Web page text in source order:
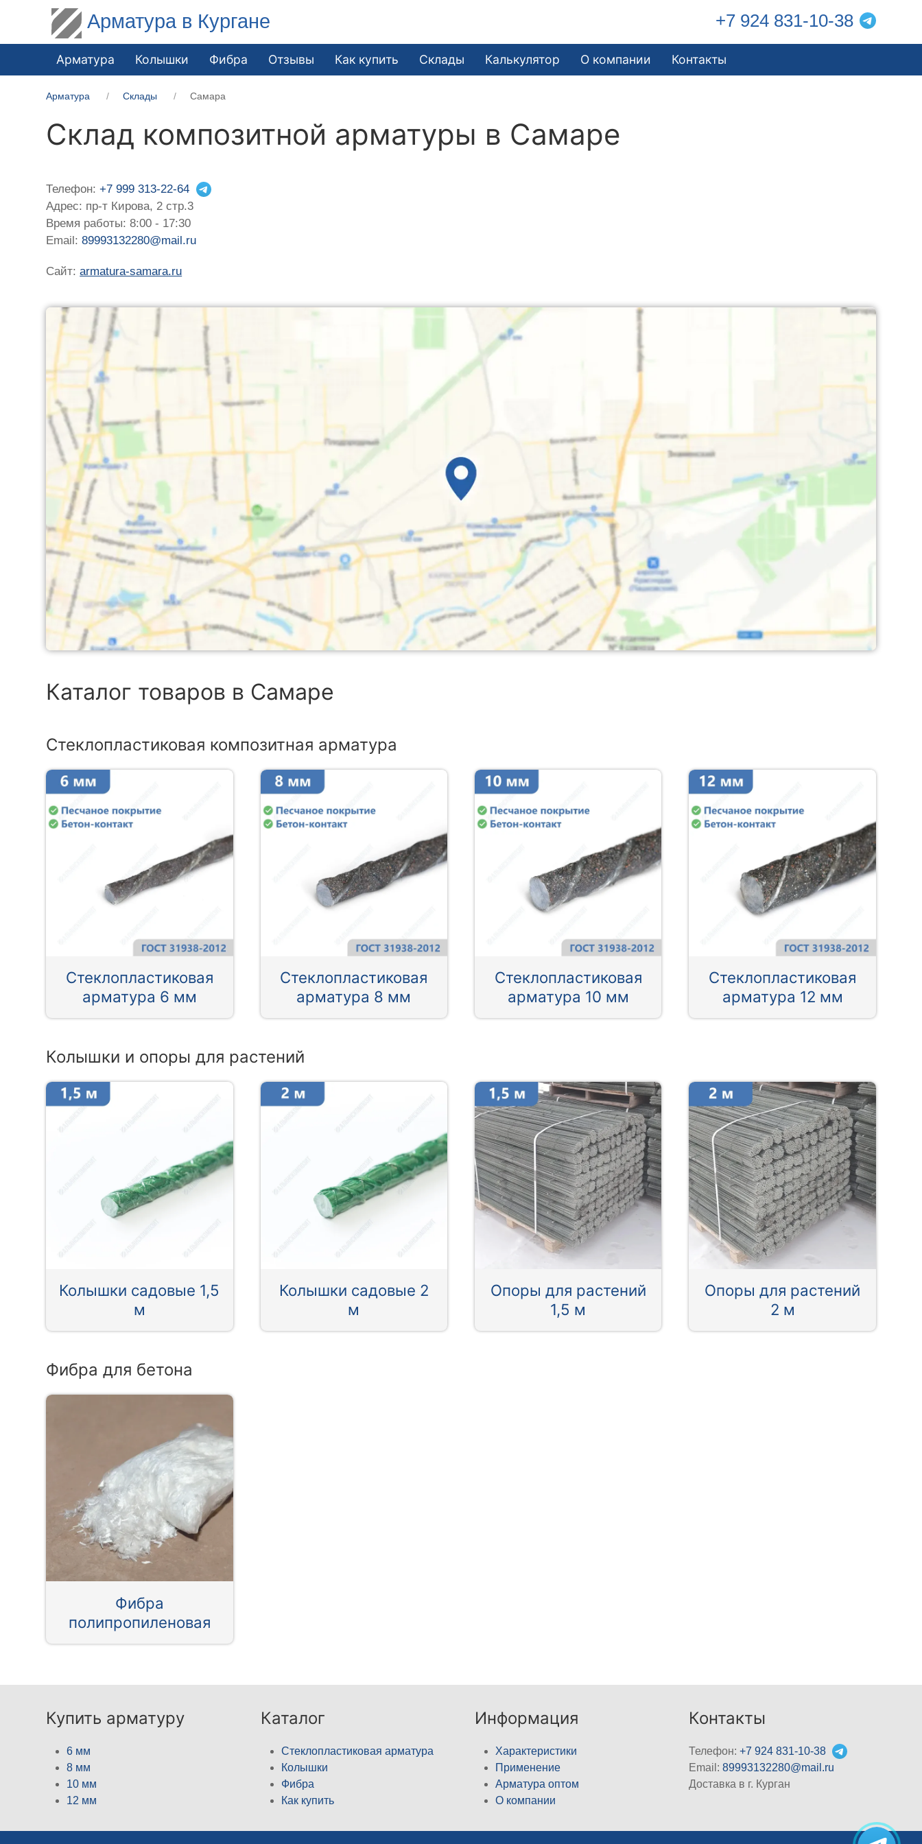
Арматура в Кургане +7 924 831-10-38
Арматура Колышки Фибра Отзывы Как купить Склады Калькулятор О компании Контакты
Арматура Склады Самара
Склад композитной арматуры в Самаре
Телефон:+7 999 313-22-64
Адрес: пр-т Кирова, 2 стр.3
Время работы: 8:00 - 17:30
Email:89993132280@mail.ru
Сайт:armatura-samara.ru
Каталог товаров в Самаре
Стеклопластиковая композитная арматура
Стеклопластиковая
арматура 6 мм
Стеклопластиковая
арматура 8 мм
Стеклопластиковая
арматура 10 мм
Стеклопластиковая
арматура 12 мм
Колышки и опоры для растений
Колышки садовые 1,5
м
Колышки садовые 2
м
Опоры для растений
1,5 м
Опоры для растений
2 м
Фибра для бетона
Фибра
полипропиленовая
Купить арматуру
6 мм
8 мм
10 мм
12 мм
Каталог
Стеклопластиковая арматура
Колышки
Фибра
Как купить
Информация
Характеристики
Применение
Арматура оптом
О компании
Контакты
Телефон:+7 924 831-10-38
Email:89993132280@mail.ru
Доставка в г. Курган